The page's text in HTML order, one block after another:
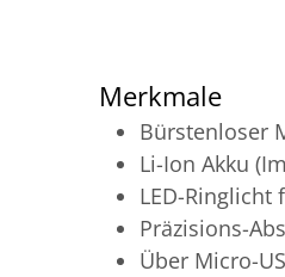
Merkmale
Bürstenloser
Li-Ion Akku
LED-
Präzisions-
Über Micro-